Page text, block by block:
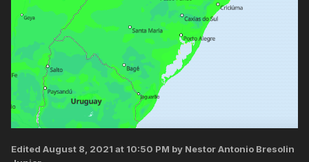
Edited August 8, 2021 at 10:50 PM by Nestor Antonio Bresolin